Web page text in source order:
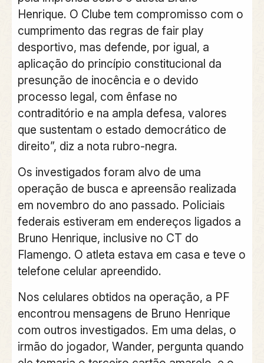
Henrique. O Clube tem compromisso com o
cumprimento das regras de fair play
desportivo, mas defende, por igual, a
aplicação do princípio constitucional da
presunção de inocência e o devido
processo legal, com ênfase no
contraditório e na ampla defesa, valores
que sustentam o estado democrático de
direito”, diz a nota rubro-negra.
Os investigados foram alvo de uma
operação de busca e apreensão realizada
em novembro do ano passado. Policiais
federais estiveram em endereços ligados a
Bruno Henrique, inclusive no CT do
Flamengo. O atleta estava em casa e teve o
telefone celular apreendido.
Nos celulares obtidos na operação, a PF
encontrou mensagens de Bruno Henrique
com outros investigados. Em uma delas, o
irmão do jogador, Wander, pergunta quando